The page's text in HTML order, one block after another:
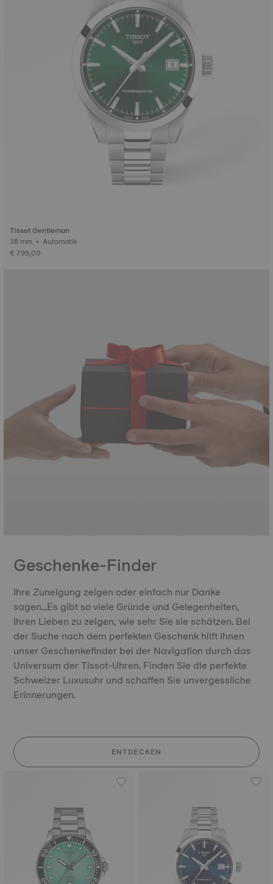
Tissot Gentleman
38 mm • Automatik
€ 795,00
Geschenke-Finder
Ihre Zuneigung zeigen oder einfach nur Danke
sagen...Es gibt so viele Gründe und Gelegenheiten,
Ihren Lieben zu zeigen, wie sehr Sie sie schätzen. Bei
der Suche nach dem perfekten Geschenk hilft Ihnen
unser Geschenkefinder bei der Navigation durch das
Universum der Tissot-Uhren. Finden Sie die perfekte
Schweizer Luxusuhr und schaffen Sie unvergessliche
Erinnerungen.
ENTDECKEN